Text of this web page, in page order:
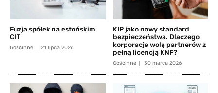
Fuzja spółek na estońskim
CIT
Gościnne 21 lipca 2026
KIP jako nowy standard
bezpieczeństwa. Dlaczego
korporacje wolą partnerów z
pełną licencją KNF?
Gościnne 30 marca 2026